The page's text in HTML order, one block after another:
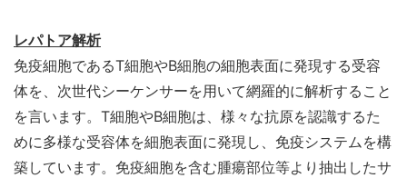
レパトア解析
免疫細胞であるT細胞やB細胞の細胞表面に発現する受容
体を、次世代シーケンサーを用いて網羅的に解析すること
を言います。T細胞やB細胞は、様々な抗原を認識するた
めに多様な受容体を細胞表面に発現し、免疫システムを構
築しています。免疫細胞を含む腫瘍部位等より抽出したサ